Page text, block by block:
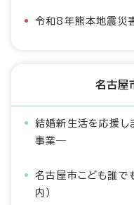
令和8年熊本地震災
名古屋
結婚新生活を応援
事業―
名古屋市こども誰で
内）